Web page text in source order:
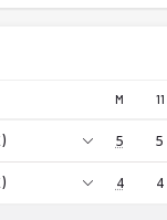
M 11
5 5
4 4